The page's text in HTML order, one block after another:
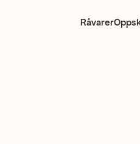
Råvarer